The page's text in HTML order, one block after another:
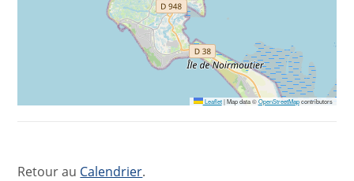
Leaflet |Map data ©OpenStreetMapcontributors
Retour au Calendrier.